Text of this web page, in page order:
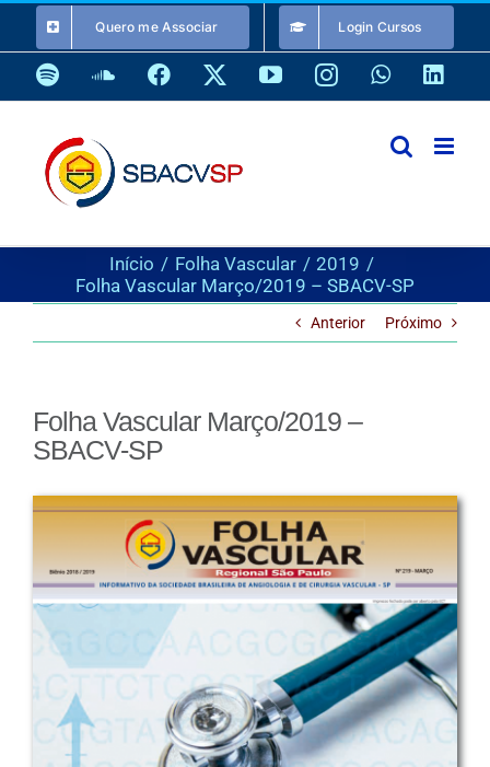
o
conteúdo
Quero me Associar Login Cursos
SpotifySoundCloud
Facebook YouTubeInstagramWhatsApp
Início Folha Vascular
2019
Folha Vascular Março/2019 – SBACV-SP
Anterior Próximo
Folha Vascular Março/2019 –
SBACV-SP